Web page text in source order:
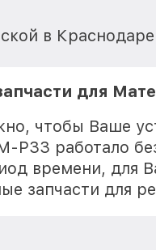
в
для
чтобы Ваше
P33 работало
времени, для
запчасти для